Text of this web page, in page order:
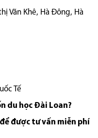
Văn Khê, Hà Đông, Hà
Tế
du học Đài Loan?
được tư vấn miễn phí